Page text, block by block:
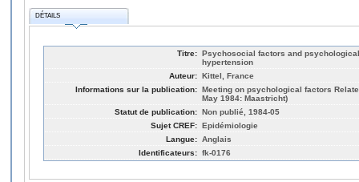
DÉTAILS
Titre: Psychosocial factors and
hypertension
Auteur: Kittel, France
Informations sur la publication: Meeting on psychological factors
May 1984: Maastricht)
Statut de publication: Non publié, 1984-05
Sujet CREF: Epidémiologie
Langue: Anglais
Identificateurs: fk-0176